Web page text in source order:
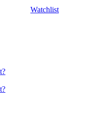
Watchlist